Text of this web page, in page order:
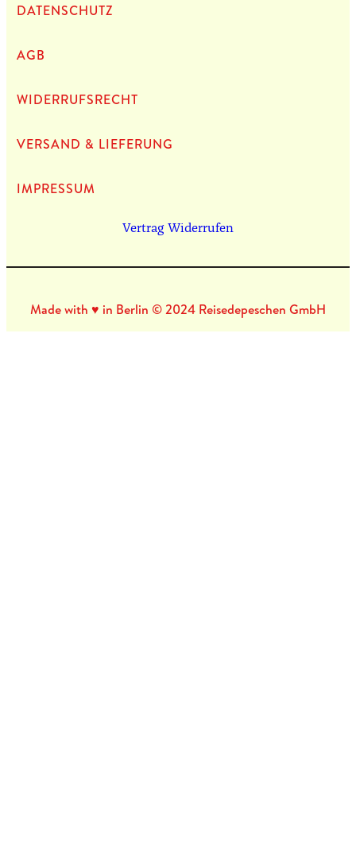
DATEN­SCHUTZ
AGB
WIDERRUFSRECHT
VERSAND & LIEFERUNG
IMPRES­SUM
Vertrag Widerrufen
Made with ♥ in Berlin © 2024 Reisedepeschen GmbH